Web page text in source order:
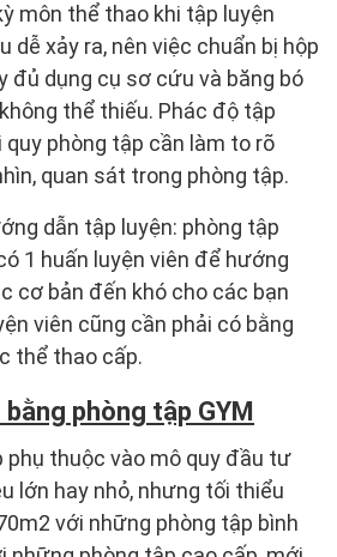
môn thể thao khi tập luyện
dễ xảy ra, nên việc chuẩn bị hộp
đủ dụng cụ sơ cứu và băng bó
thể thiếu. Phác độ tập
quy phòng tập cần làm to rõ
quan sát trong phòng tập.
dẫn tập luyện: phòng tập
1 huấn luyện viên để hướng
cơ bản đến khó cho các bạn
viên cũng cần phải có bằng
thể thao cấp.
phòng tập GYM
phụ thuộc vào mô quy đầu tư
lớn hay nhỏ, nhưng tối thiểu
với những phòng tập bình